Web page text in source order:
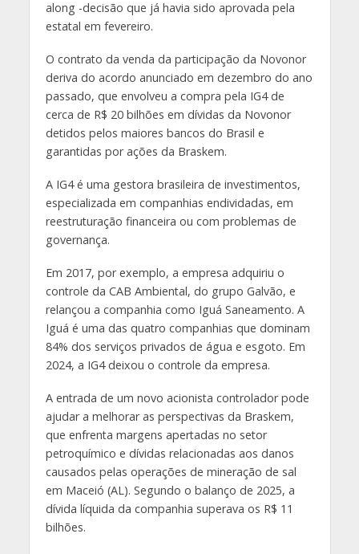
along -decisão que já havia sido aprovada pela
estatal em fevereiro.
O contrato da venda da participação da Novonor
deriva do acordo anunciado em dezembro do ano
passado, que envolveu a compra pela IG4 de
cerca de R$ 20 bilhões em dívidas da Novonor
detidos pelos maiores bancos do Brasil e
garantidas por ações da Braskem.
A IG4 é uma gestora brasileira de investimentos,
especializada em companhias endividadas, em
reestruturação financeira ou com problemas de
governança.
Em 2017, por exemplo, a empresa adquiriu o
controle da CAB Ambiental, do grupo Galvão, e
relançou a companhia como Iguá Saneamento. A
Iguá é uma das quatro companhias que dominam
84% dos serviços privados de água e esgoto. Em
2024, a IG4 deixou o controle da empresa.
A entrada de um novo acionista controlador pode
ajudar a melhorar as perspectivas da Braskem,
que enfrenta margens apertadas no setor
petroquímico e dívidas relacionadas aos danos
causados pelas operações de mineração de sal
em Maceió (AL). Segundo o balanço de 2025, a
dívida líquida da companhia superava os R$ 11
bilhões.